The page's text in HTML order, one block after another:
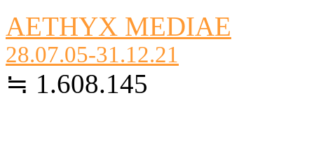
AETHYX MEDIAE
28.07.05-31.12.21
≒ 1.608.145